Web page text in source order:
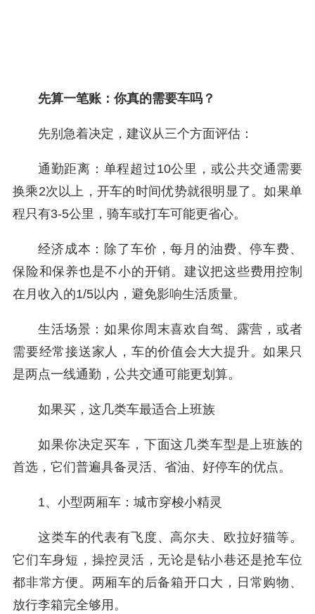
先算一笔账：你真的需要车吗？
先别急着决定，建议从三个方面评估：
通勤距离：单程超过10公里，或公共交通需要
换乘2次以上，开车的时间优势就很明显了。如果单
程只有3-5公里，骑车或打车可能更省心。
经济成本：除了车价，每月的油费、停车费、
保险和保养也是不小的开销。建议把这些费用控制
在月收入的1/5以内，避免影响生活质量。
生活场景：如果你周末喜欢自驾、露营，或者
需要经常接送家人，车的价值会大大提升。如果只
是两点一线通勤，公共交通可能更划算。
如果买，这几类车最适合上班族
如果你决定买车，下面这几类车型是上班族的
首选，它们普遍具备灵活、省油、好停车的优点。
1、小型两厢车：城市穿梭小精灵
这类车的代表有飞度、高尔夫、欧拉好猫等。
它们车身短，操控灵活，无论是钻小巷还是抢车位
都非常方便。两厢车的后备箱开口大，日常购物、
放行李箱完全够用。